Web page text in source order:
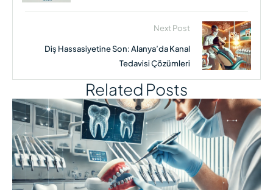
Next Post
Diş Hassasiyetine Son: Alanya’da Kanal
Tedavisi Çözümleri
Related Posts